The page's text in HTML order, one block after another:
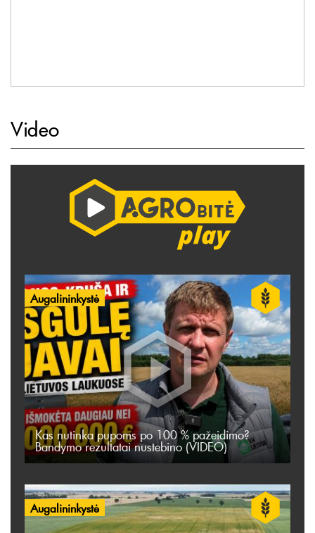
Video
Augalininkystė
Kas nutinka pupoms po 100 % pažeidimo?
Bandymo rezultatai nustebino (VIDEO)
Augalininkystė